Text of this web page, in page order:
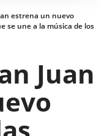
estrena un nuevo
se une a la música de los
Juan